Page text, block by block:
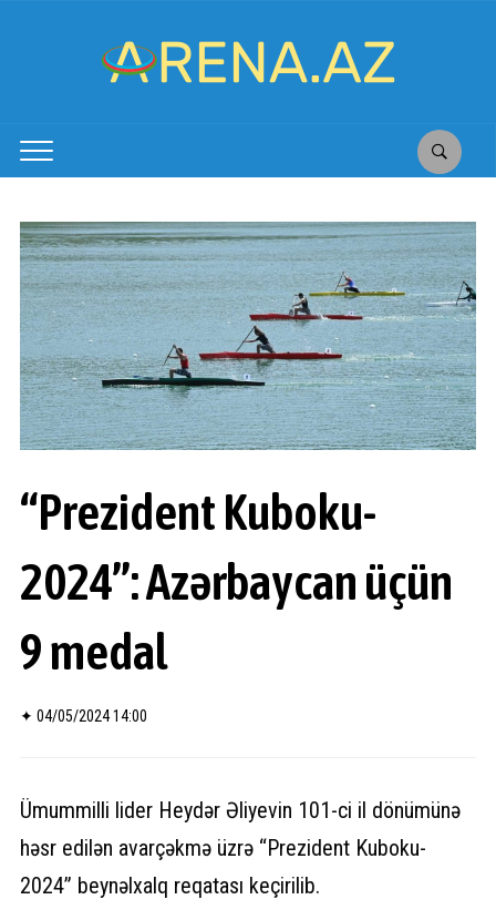
“Prezident Kuboku-
2024”: Azərbaycan üçün
9 medal
✦ 04/05/2024 14:00
Ümummilli lider Heydər Əliyevin 101-ci il dönümünə
həsr edilən avarçəkmə üzrə “Prezident Kuboku-
2024” beynəlxalq reqatası keçirilib.